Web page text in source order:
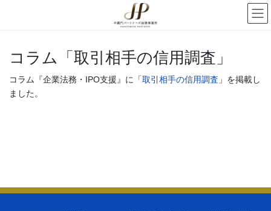
コラム「取引相手の信用調査」
コラム『企業法務・IPO支援』に「取引相手の信用調査 」を掲載し
ました。